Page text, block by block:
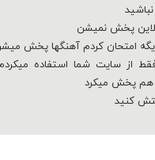
پخش نمیشن
امتحان کردم آهنگها پخش
از سایت شما استفاده
هم پخش میکرد
کنید